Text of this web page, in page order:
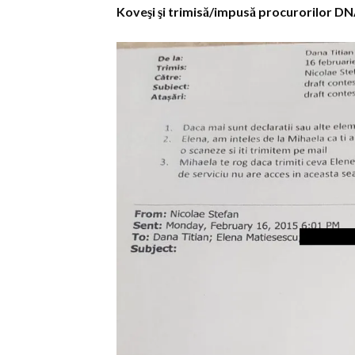
Koveşi şi trimisă/impusă procurorilor